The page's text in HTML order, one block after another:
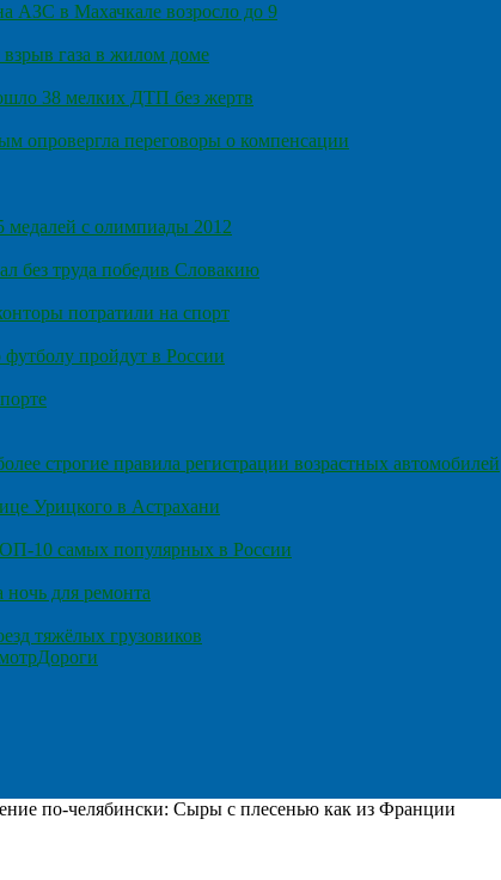
АЗС в Махачкале возросло до 9
газа в жилом доме
38 мелких ДТП без жертв
опровергла переговоры о компенсации
медалей с олимпиады 2012
без труда победив Словакию
потратили на спорт
пройдут в России
строгие правила регистрации возрастных автомобилей
Урицкого в Астрахани
10 самых популярных в России
для ремонта
тяжёлых грузовиков
Дороги
по-челябински: Сыры с плесенью как из Франции